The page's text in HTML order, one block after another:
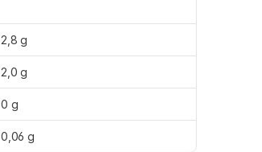
2,8 g
2,0 g
0 g
0,06 g